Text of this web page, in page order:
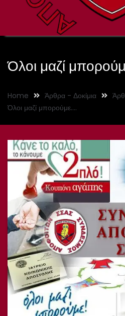
Όλοι μαζί
Home Άρθρα - Δοκίμια
Όλοι μαζί μπορούμε….